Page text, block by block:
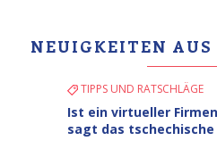
NEUIGKEITEN AUS
TIPPS UND RATSCHLÄGE
Ist ein virtueller
sagt das tschechische